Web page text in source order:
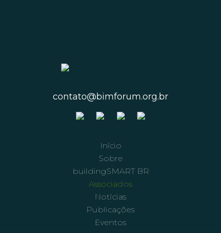
contato@bimforum.org.br
Início
Sobre
buildingSMART BR
Associados
Notícias
Publicações
Eventos